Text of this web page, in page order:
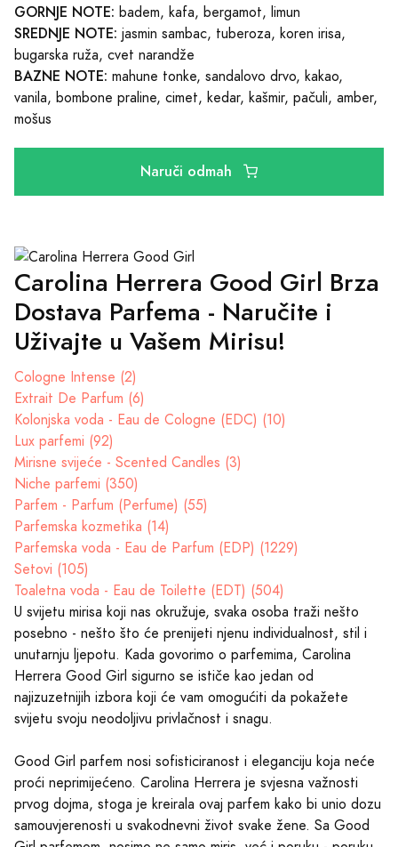
GORNJE NOTE: badem, kafa, bergamot, limun
SREDNJE NOTE: jasmin sambac, tuberoza, koren irisa,
bugarska ruža, cvet narandže
BAZNE NOTE: mahune tonke, sandalovo drvo, kakao,
vanila, bombone praline, cimet, kedar, kašmir, pačuli, amber,
mošus
Naruči odmah
Carolina Herrera Good Girl Brza
Dostava Parfema - Naručite i
Uživajte u Vašem Mirisu!
Cologne Intense (2)
Extrait De Parfum (6)
Kolonjska voda - Eau de Cologne (EDC) (10)
Lux parfemi (92)
Mirisne svijeće - Scented Candles (3)
Niche parfemi (350)
Parfem - Parfum (Perfume) (55)
Parfemska kozmetika (14)
Parfemska voda - Eau de Parfum (EDP) (1229)
Setovi (105)
Toaletna voda - Eau de Toilette (EDT) (504)
U svijetu mirisa koji nas okružuje, svaka osoba traži nešto
posebno - nešto što će prenijeti njenu individualnost, stil i
unutarnju ljepotu. Kada govorimo o parfemima, Carolina
Herrera Good Girl sigurno se ističe kao jedan od
najizuzetnijih izbora koji će vam omogućiti da pokažete
svijetu svoju neodoljivu privlačnost i snagu.
Good Girl parfem nosi sofisticiranost i eleganciju koja neće
proći neprimijećeno. Carolina Herrera je svjesna važnosti
prvog dojma, stoga je kreirala ovaj parfem kako bi unio dozu
samouvjerenosti u svakodnevni život svake žene. Sa Good